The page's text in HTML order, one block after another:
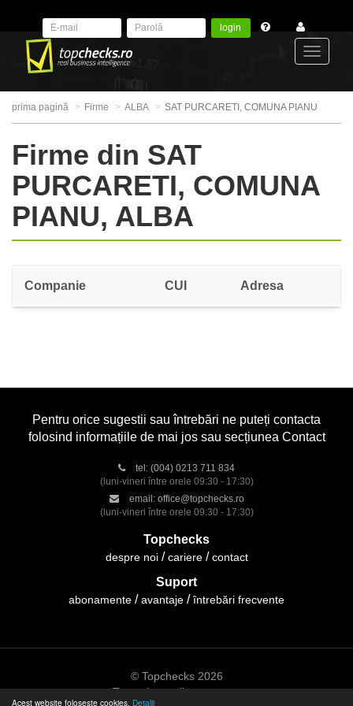
Acest website folosește cookies. Detalii
login
prima pagină Firme ALBA SAT PURCARETI, COMUNA PIANU
Firme din SAT
PURCARETI, COMUNA
PIANU, ALBA
Companie CUI Adresa
Pentru orice sugestii sau întrebări ne puteți contacta
folosind informațiile de mai jos sau secțiunea Contact
tel: (004) 0213 711 834
(luni-vineri între orele 09:30 - 17:30)
email: office@topchecks.ro
(luni-vineri între orele 09:30 - 17:30)
Topchecks
despre noi cariere contact
Suport
abonamente avantaje întrebări frecvente
© Topchecks 2026
Toate drepturile rezervate